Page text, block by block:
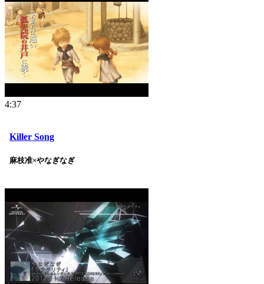
4:37
Killer Song
麻枝准×やなぎなぎ